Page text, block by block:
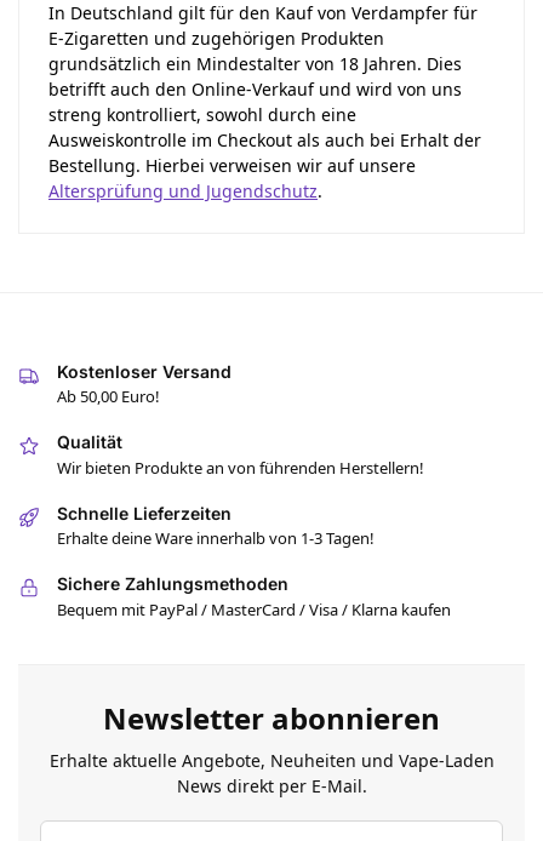
In Deutschland gilt für den Kauf von Verdampfer für
E-Zigaretten und zugehörigen Produkten
grundsätzlich ein Mindestalter von 18 Jahren. Dies
betrifft auch den Online-Verkauf und wird von uns
streng kontrolliert, sowohl durch eine
Ausweiskontrolle im Checkout als auch bei Erhalt der
Bestellung. Hierbei verweisen wir auf unsere
Altersprüfung und Jugendschutz.
Kostenloser Versand
Ab 50,00 Euro!
Qualität
Wir bieten Produkte an von führenden Herstellern!
Schnelle Lieferzeiten
Erhalte deine Ware innerhalb von 1-3 Tagen!
Sichere Zahlungsmethoden
Bequem mit PayPal / MasterCard / Visa / Klarna kaufen
Newsletter abonnieren
Erhalte aktuelle Angebote, Neuheiten und Vape-Laden
News direkt per E-Mail.